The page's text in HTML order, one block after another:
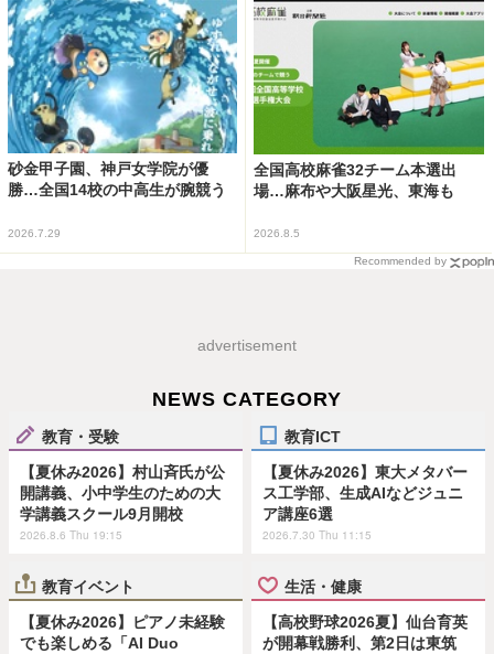
砂金甲子園、神戸女学院が優
勝…全国14校の中高生が腕競う
2026.7.29
全国高校麻雀32チーム本選出
場…麻布や大阪星光、東海も
2026.8.5
Recommended by
advertisement
NEWS CATEGORY
教育・受験
【夏休み2026】村山斉氏が公
開講義、小中学生のための大
学講義スクール9月開校
2026.8.6 Thu 19:15
教育ICT
【夏休み2026】東大メタバー
ス工学部、生成AIなどジュニ
ア講座6選
2026.7.30 Thu 11:15
教育イベント
【夏休み2026】ピアノ未経験
でも楽しめる「AI Duo
生活・健康
【高校野球2026夏】仙台育英
が開幕戦勝利、第2日は東筑